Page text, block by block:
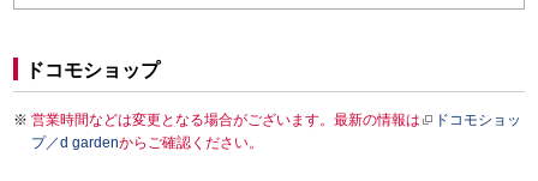
ドコモショップ
営業時間などは変更となる場合がございます。最新の情報は
ドコモショッ
プ／d gardenからご確認ください。